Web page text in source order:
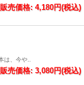
販売価格: 4,180円(税込)
は、今や..
販売価格: 3,080円(税込)